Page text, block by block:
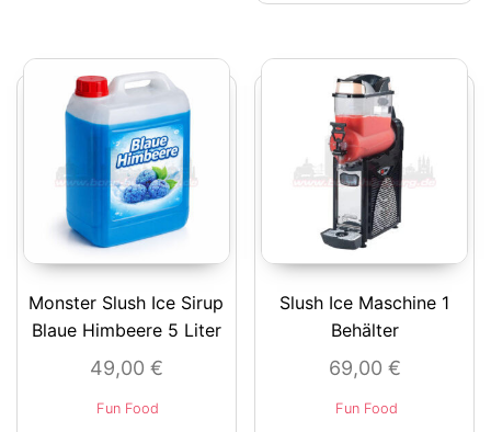
Monster Slush Ice Sirup
Blaue Himbeere 5 Liter
49,00 €
Fun Food
Slush Ice Maschine 1
Behälter
69,00 €
Fun Food